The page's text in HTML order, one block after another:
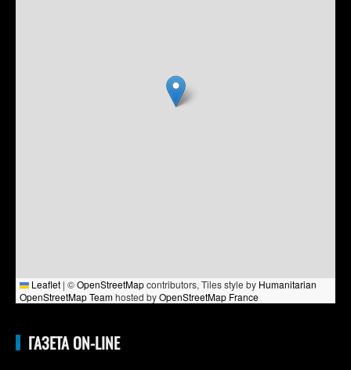
Leaflet | ©OpenStreetMapcontributors, Tiles style by Humanitarian
OpenStreetMap Teamhosted byOpenStreetMap France
ГАЗЕТА ON-LINE